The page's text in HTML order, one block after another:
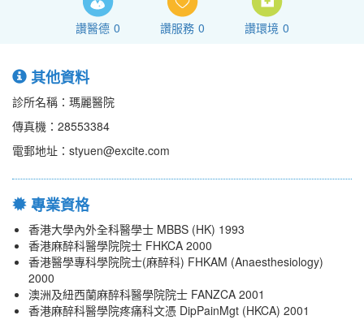
讚醫德 0 讚服務 0 讚環境 0
其他資料
診所名稱：瑪麗醫院
傳真機：28553384
電郵地址：styuen@excite.com
專業資格
香港大學內外全科醫學士 MBBS (HK) 1993
香港麻醉科醫學院院士 FHKCA 2000
香港醫學專科學院院士(麻醉科) FHKAM (Anaesthesiology)
2000
澳洲及紐西蘭麻醉科醫學院院士 FANZCA 2001
香港麻醉科醫學院疼痛科文憑 DipPainMgt (HKCA) 2001